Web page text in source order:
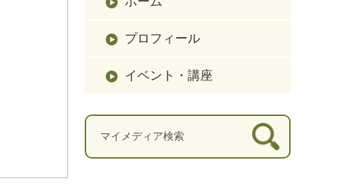
プロフィール
イベント・講座